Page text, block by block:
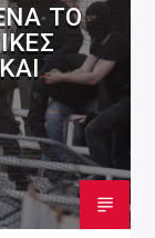
ΤΟ